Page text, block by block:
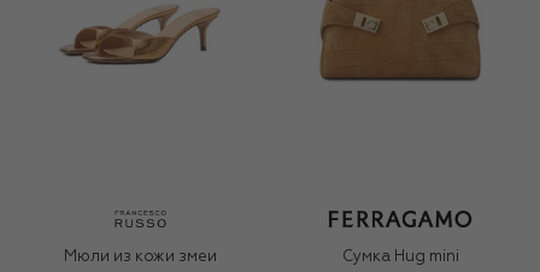
Мюли из кожи змеи
Сумка Hug mini